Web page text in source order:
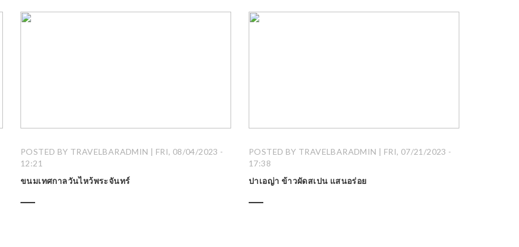
POSTED BY TRAVELBARADMIN | FRI, 08/04/2023 -
12:21
ขนมเทศกาลวันไหว้พระจันทร์
POSTED BY TRAVELBARADMIN | FRI, 07/21/2023 -
17:38
ปาเอญ่า ข้าวผัดสเปน แสนอร่อย